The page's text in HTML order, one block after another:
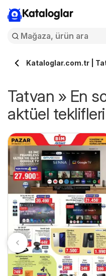
Kataloglar
Kataloglar.com.tr |
Tatvan » En
aktüel teklifleri